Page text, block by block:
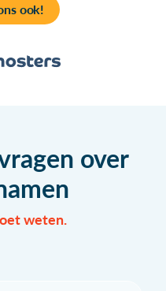
ook!
over
weten.